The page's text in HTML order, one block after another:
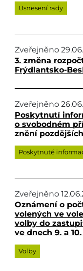
Usnesení rady
Zveřejněno
3. změna
Frýdlantsko-
Zveřejněno
Poskytnutí
o svobodném
znění
Poskytnuté
Zveřejněno
Oznámení o
volených ve
volby do
ve dnech 9. a
Volby